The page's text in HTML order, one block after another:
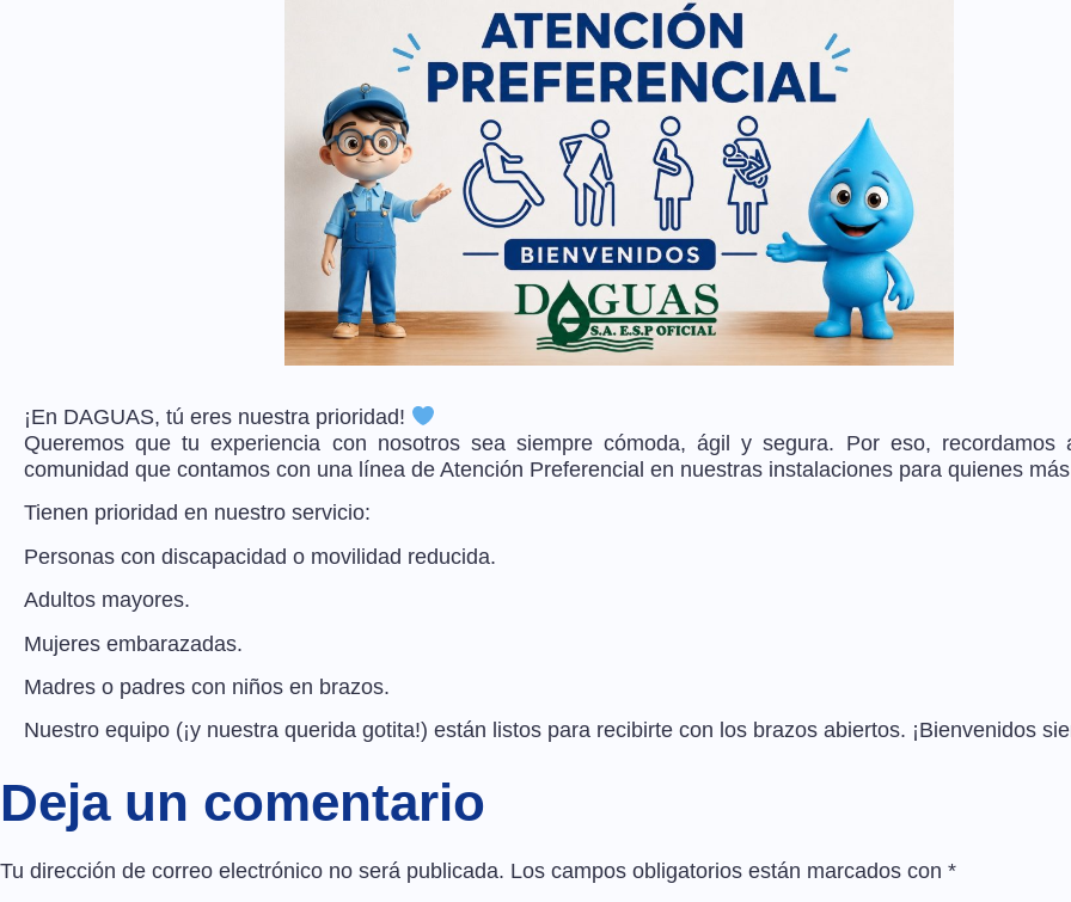
¡En DAGUAS, tú eres nuestra prioridad!
Queremos que tu experiencia con nosotros sea siempre cómoda, ágil y segura. Por eso, recordamos
comunidad que contamos con una línea de Atención Preferencial en nuestras instalaciones para quienes
Tienen prioridad en nuestro servicio:
Personas con discapacidad o movilidad reducida.
Adultos mayores.
Mujeres embarazadas.
Madres o padres con niños en brazos.
Nuestro equipo (¡y nuestra querida gotita!) están listos para recibirte con los brazos abiertos. ¡Bienvenidos
Deja un comentario
Tu dirección de correo electrónico no será publicada. Los campos obligatorios están marcados con *